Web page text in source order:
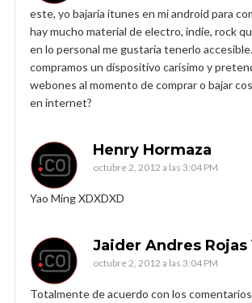
este, yo bajaría itunes en mi android para
hay mucho material de electro, indie, rock
en lo personal me gustaría tenerlo
compramos un dispositivo carísimo y
webones al momento de comprar o bajar
en internet?
Henry Hormaza
octubre 2, 2012 a las 3:04 PM
Yao Ming XDXDXD
Jaider Andres Rojas
octubre 2, 2012 a las 3:04 PM
Totalmente de acuerdo con los comentarios